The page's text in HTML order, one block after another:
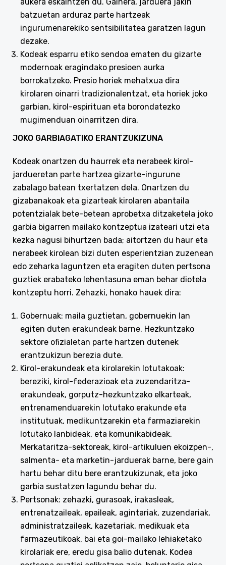
batzuetan arduraz parte hartzeak
ingurumenarekiko sentsibilitatea garatzen lagun
dezake.
Kodeak esparru etiko sendoa ematen du gizarte
modernoak eragindako presioen aurka
borrokatzeko. Presio horiek mehatxua dira
kirolaren oinarri tradizionalentzat, eta horiek joko
garbian, kirol-espirituan eta borondatezko
mugimenduan oinarritzen dira.
JOKO GARBIAGATIKO ERANTZUKIZUNA
Kodeak onartzen du haurrek eta nerabeek kirol-
jardueretan parte hartzea gizarte-ingurune
zabalago batean txertatzen dela. Onartzen du
gizabanakoak eta gizarteak kirolaren abantaila
potentzialak bete-betean aprobetxa ditzaketela joko
garbia bigarren mailako kontzeptua izateari utzi eta
kezka nagusi bihurtzen bada; aitortzen du haur eta
nerabeek kirolean bizi duten esperientzian zuzenean
edo zeharka laguntzen eta eragiten duten pertsona
guztiek erabateko lehentasuna eman behar diotela
kontzeptu horri. Zehazki, honako hauek dira:
Gobernuak: maila guztietan, gobernuekin lan
egiten duten erakundeak barne. Hezkuntzako
sektore ofizialetan parte hartzen dutenek
erantzukizun berezia dute.
Kirol-erakundeak eta kirolarekin lotutakoak:
bereziki, kirol-federazioak eta zuzendaritza-
erakundeak, gorputz-hezkuntzako elkarteak,
entrenamenduarekin lotutako erakunde eta
institutuak, medikuntzarekin eta farmaziarekin
lotutako lanbideak, eta komunikabideak.
Merkataritza-sektoreak, kirol-artikuluen ekoizpen-,
salmenta- eta marketin-jarduerak barne, bere gain
hartu behar ditu bere erantzukizunak, eta joko
garbia sustatzen lagundu behar du.
Pertsonak: zehazki, gurasoak, irakasleak,
entrenatzaileak, epaileak, agintariak, zuzendariak,
administratzaileak, kazetariak, medikuak eta
farmazeutikoak, bai eta goi-mailako lehiaketako
kirolariak ere, eredu gisa balio dutenak. Kodea